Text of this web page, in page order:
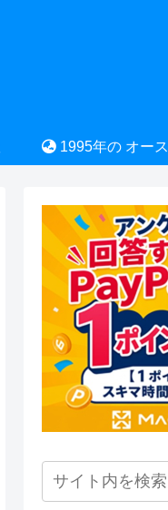
1995年の オー